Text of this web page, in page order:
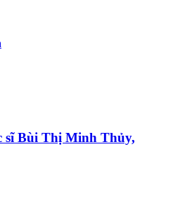
sĩ Bùi Thị Minh Thủy,